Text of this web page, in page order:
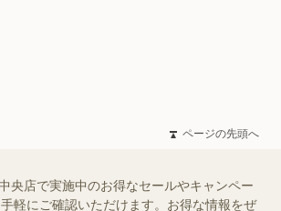
ページの先頭へ
央店で実施中のお得なセールやキャンペー
軽にご確認いただけます。お得な情報をぜ